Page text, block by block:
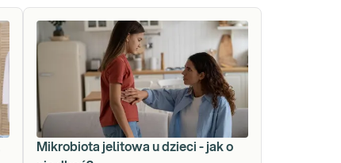
Mikrobiota jelitowa u dzieci - jak o